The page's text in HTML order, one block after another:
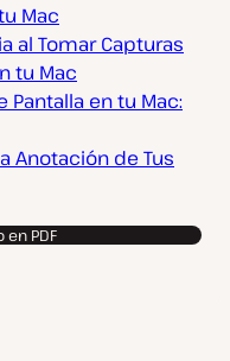
Mac
al Tomar Capturas
tu Mac
Pantalla en tu Mac:
Anotación de Tus
PDF